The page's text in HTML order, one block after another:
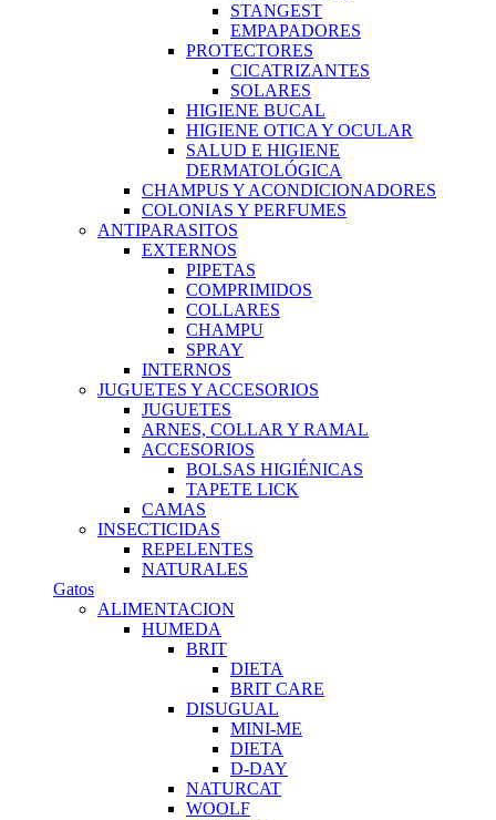
STANGEST
EMPAPADORES
PROTECTORES
CICATRIZANTES
SOLARES
HIGIENE BUCAL
HIGIENE OTICA Y OCULAR
SALUD E HIGIENE
DERMATOLÓGICA
CHAMPUS Y ACONDICIONADORES
COLONIAS Y PERFUMES
ANTIPARASITOS
EXTERNOS
PIPETAS
COMPRIMIDOS
COLLARES
CHAMPU
SPRAY
INTERNOS
JUGUETES Y ACCESORIOS
JUGUETES
ARNES, COLLAR Y RAMAL
ACCESORIOS
BOLSAS HIGIÉNICAS
TAPETE LICK
CAMAS
INSECTICIDAS
REPELENTES
NATURALES
Gatos
ALIMENTACION
HUMEDA
BRIT
DIETA
BRIT CARE
DISUGUAL
MINI-ME
DIETA
D-DAY
NATURCAT
WOOLF